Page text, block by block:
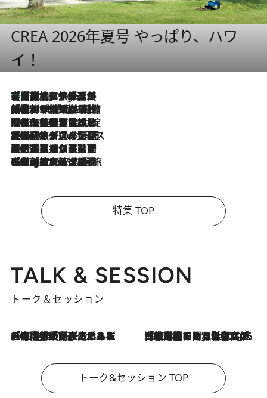
CREA 2026年夏号 やっぱり、ハワ
イ！
3 Hours Ago
【厳選旅コスメ】「多機能アイテムがメイン！」旅好き美容エディターが選んだ夏旅ベストコスメを発表【Mサイズジップ】
2026.8.6
「荷物が増えるほど旅ストレスは増す」美容ジャーナリストがたどり着いた最終結論。“化粧品を劇的に減らす”感動の凝縮美容とは
2026.8.6
「旅先には金髪ウィッグを持参」日本と同じメイクでは損してる!? 美容ジャーナリストが提案する“掟破りの旅美容”とは
2026.8.6
【厳選旅コスメ】「身軽さ＆UV対策重視！」ヘアアーティストshucoが選んだ夏旅ベストコスメを発表【Mサイズジップ】
2026.8.5
【厳選旅コスメ】国内をあちこち移動する河井菜摘が選んだ夏旅ベストコスメ発表！「リラックスアイテムはマスト」【Mサイズジップ】
2026.8.4
【厳選旅コスメ】「紫外線＆乾燥対策しながらメイク感も！」ヘア＆メイクGeorgeが選んだ夏旅ベストコスメを発表！【Mサイズジップ】
特集 TOP
TALK & SESSION
トーク＆セッション
2026.8.3
「今後値上げがあるとすれば…」「リスクがあるのは今年の冬」エネルギー専門家が語る、ホルムズ海峡封鎖が家庭にもたらす“ある心配” 2026.8.3
「住宅建てられない…」「サーチャージ料の高値が続いている」ホルムズ海峡封鎖による影響はいつまで続く？《エネルギー専門家に聞く“どうなる日本の暮らし”》
トーク&セッション TOP